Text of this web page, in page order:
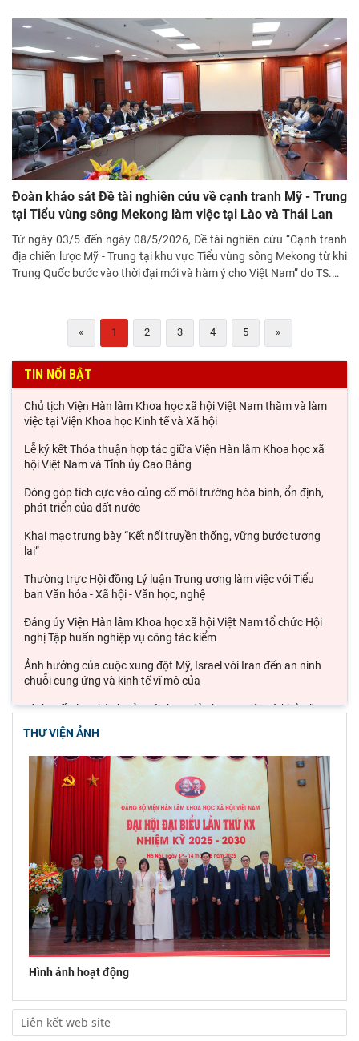
Đoàn khảo sát Đề tài nghiên cứu về cạnh tranh Mỹ - Trung
tại Tiểu vùng sông Mekong làm việc tại Lào và Thái Lan
Từ ngày 03/5 đến ngày 08/5/2026, Đề tài nghiên cứu “Cạnh tranh
địa chiến lược Mỹ - Trung tại khu vực Tiểu vùng sông Mekong từ khi
Trung Quốc bước vào thời đại mới và hàm ý cho Việt Nam” do TS.…
« 1 2 3 4 5 »
TIN NỔI BẬT
Chủ tịch Viện Hàn lâm Khoa học xã hội Việt Nam thăm và làm
việc tại Viện Khoa học Kinh tế và Xã hội
Lễ ký kết Thỏa thuận hợp tác giữa Viện Hàn lâm Khoa học xã
hội Việt Nam và Tỉnh ủy Cao Bằng
Đóng góp tích cực vào củng cố môi trường hòa bình, ổn định,
phát triển của đất nước
Khai mạc trưng bày “Kết nối truyền thống, vững bước tương
lai”
Thường trực Hội đồng Lý luận Trung ương làm việc với Tiểu
ban Văn hóa - Xã hội - Văn học, nghệ
Đảng ủy Viện Hàn lâm Khoa học xã hội Việt Nam tổ chức Hội
nghị Tập huấn nghiệp vụ công tác kiểm
Ảnh hưởng của cuộc xung đột Mỹ, Israel với Iran đến an ninh
chuỗi cung ứng và kinh tế vĩ mô của
Lý thuyết thực hành của các học giả phương Tây và khả năng
ứng dụng vào phát triển du lịch cộng
thực tế tại thành phố Hồ Chí Minh
Hội thảo khoa học quốc gia “Danh nhân văn hóa Lê Quý Đôn -
Di sản và giá trị thời đại”
THƯ VIỆN ẢNH
Hình ảnh hoạt động